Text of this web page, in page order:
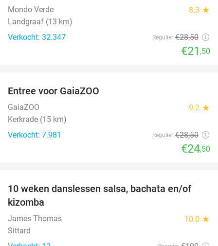
Mondo Verde 8.3 star
Landgraaf (13 km)
Verkocht: 32.347
Regulier €28,50
€21 ,50
Entree voor GaiaZOO
GaiaZOO 9.2 star
Kerkrade (15 km)
Verkocht: 7.981
Regulier €28,50
€24,50
56%
10 weken danslessen salsa, bachata en/of
kizomba
James Thomas 10.0 star
Sittard